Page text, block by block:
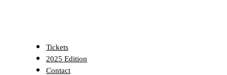
Tickets
2025 Edition
Contact